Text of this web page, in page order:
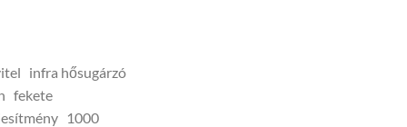
infra hősugárzó
fekete
1000